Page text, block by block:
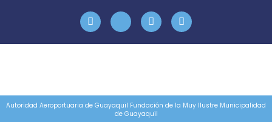
Autoridad Aeroportuaria de Guayaquil Fundación de la Muy Ilustre Municipalidad
de Guayaquil